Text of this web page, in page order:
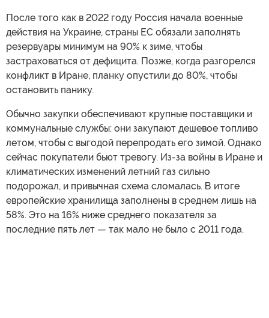
После того как в 2022 году Россия начала военные
действия на Украине, страны ЕС обязали заполнять
резервуары минимум на 90% к зиме, чтобы
застраховаться от дефицита. Позже, когда разгорелся
конфликт в Иране, планку опустили до 80%, чтобы
остановить панику.
Обычно закупки обеспечивают крупные поставщики и
коммунальные службы: они закупают дешевое топливо
летом, чтобы с выгодой перепродать его зимой. Однако
сейчас покупатели бьют тревогу. Из-за войны в Иране и
климатических изменений летний газ сильно
подорожал, и привычная схема сломалась. В итоге
европейские хранилища заполнены в среднем лишь на
58%. Это на 16% ниже среднего показателя за
последние пять лет — так мало не было с 2011 года.